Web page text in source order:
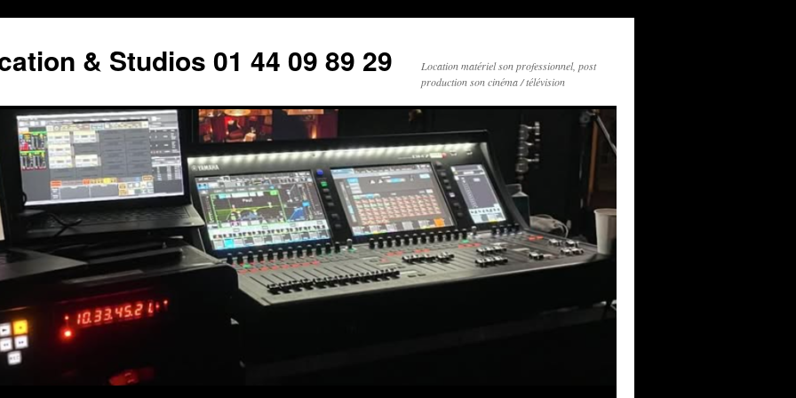
& Studios 01 44 09 89 29
Location matériel son professionnel, post
production son cinéma / télévision